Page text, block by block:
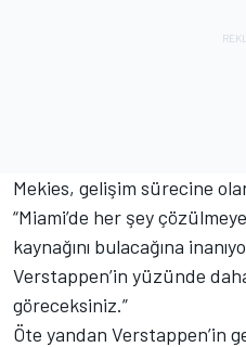
Mekies, gelişim sürecine
“Miami’de her şey
kaynağını bulacağına
Verstappen’in yüzünde
göreceksiniz.”
Öte yandan Verstappen’in